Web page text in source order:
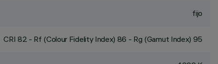
fijo
CRI 82 - Rf (Colour Fidelity Index) 86 - Rg (Gamut Index) 95